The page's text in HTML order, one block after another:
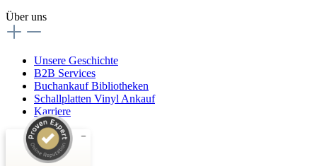
Über uns
Unsere Geschichte
B2B Services
Buchankauf Bibliotheken
Schallplatten Vinyl Ankauf
Karriere
Kundenbewertungen und Erfahrungen zu